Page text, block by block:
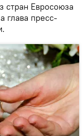
Евросоюза
глава пресс-